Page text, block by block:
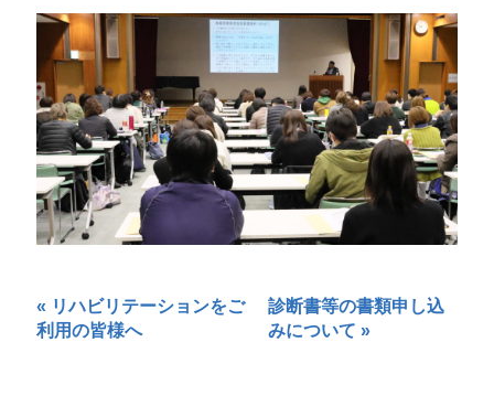
« リハビリテーションをご
利用の皆様へ
診断書等の書類申し込
みについて »